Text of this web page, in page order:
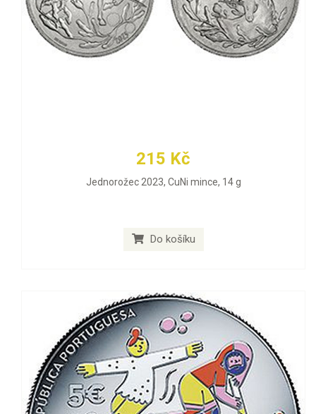
215 Kč
Jednorožec 2023, CuNi mince, 14 g
Do košíku